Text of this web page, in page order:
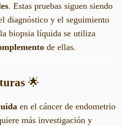
. Estas pruebas siguen siendo
diagnóstico y el seguimiento
biopsia líquida se utiliza
de ellas.
🌟
en el cáncer de endometrio
más investigación y